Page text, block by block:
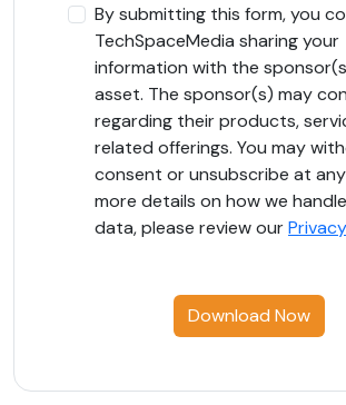
By submitting this form, you
TechSpaceMedia sharing your
information with the
asset. The sponsor(s) may
regarding their products,
related offerings. You may
consent or unsubscribe at
more details on how we
data, please review our
Download Now